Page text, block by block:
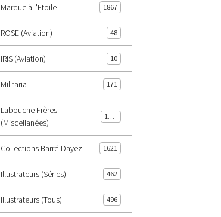
Marque à l'Etoile 1867
ROSE (Aviation) 48
IRIS (Aviation) 10
Militaria 171
Labouche Frères
(Miscellanées)
1402
Collections Barré-Dayez 1621
Illustrateurs (Séries) 462
Illustrateurs (Tous) 496